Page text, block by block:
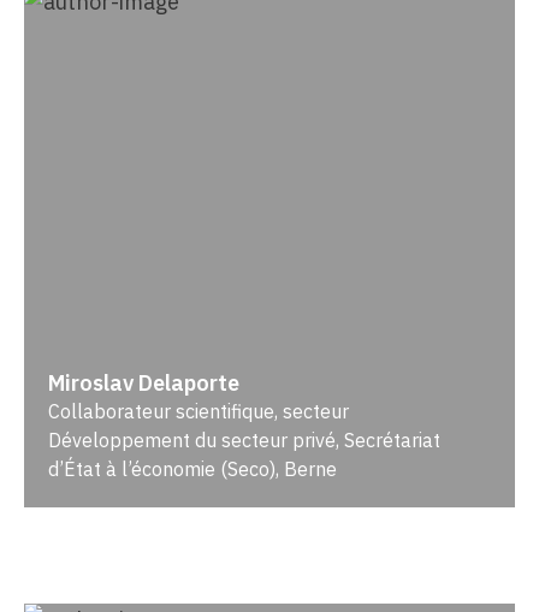
Miroslav Delaporte
Collaborateur scientifique, secteur
Développement du secteur privé, Secrétariat
d’État à l’économie (Seco), Berne